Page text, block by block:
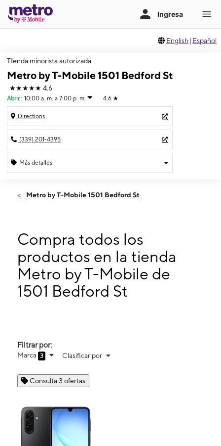
English | Español
TIenda minorista autorizada
Metro by T-Mobile 1501 Bedford St
★★★★★ 4.6
Abrir : 10:00 a. m. a 7:00 p. m. 4.6 ★
Directions
(339) 201-4395
Más detalles
Jueves:10:00 a. m. a 7:00 p. m.
Lunes:
10:00 a. m. a 7:00 p. m.
Martes: 10:00 a. m. a 7:00 p. m.
Miérc:10:00 a. m. a 7:00 p. m.
1501 Bedford St Abington, MA 02351
Metro by T-Mobile 1501 Bedford St
Compra todos los
productos en la tienda
Metro by T-Mobile de
1501 Bedford St
Filtrar por:
Marca 3 Clasificar por
Consulta 3 ofertas